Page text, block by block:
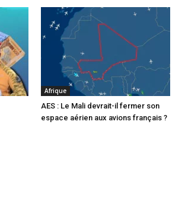
Afrique
AES : Le Mali devrait-il fermer son
espace aérien aux avions français ?